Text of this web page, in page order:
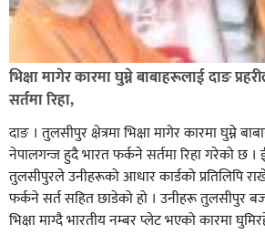
भिक्षा मागेर कारमा घुम्ने बाबाहरूलाई दाङ
सर्तमा रिहा,
दाङ । तुलसीपुर क्षेत्रमा भिक्षा मागेर कारमा घुम्ने
नेपालगन्ज हुदै भारत फर्कने सर्तमा रिहा गरेको छ ।
तुलसीपुरले उनीहरूको आधार कार्डको प्रतिलिपि
फर्कने सर्त सहित छाडेको हो । उनीहरू तुलसीपुर
भिक्षा माग्दै भारतीय नम्बर प्लेट भएको कारमा